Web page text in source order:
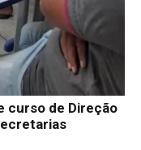
curso de Direção